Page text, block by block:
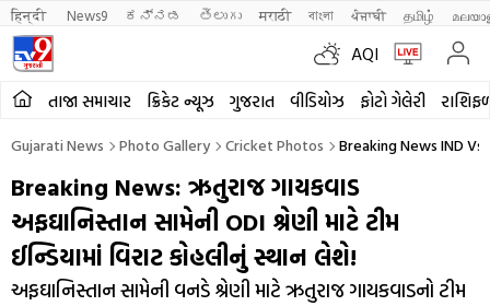
हिन्दी News9 ಕನ್ನಡ తెలుగు मराठी বাংলা ਪੰਜਾਬੀ தமிழ்
AQI
તાજા સમાચાર ક્રિકેટ ન્યૂઝ ગુજરાત વીડિયોઝ ફોટો ગેલેરી
Gujarati News Photo Gallery Cricket Photos Breaking News IND
Breaking News: ઋતુરાજ ગાયકવાડ
અફઘાનિસ્તાન સામેની ODI શ્રેણી માટે ટીમ
ઈન્ડિયામાં વિરાટ કોહલીનું સ્થાન લેશે!
અફઘાનિસ્તાન સામેની વનડે શ્રેણી માટે ઋતુરાજ ગાયકવાડનો ટીમ